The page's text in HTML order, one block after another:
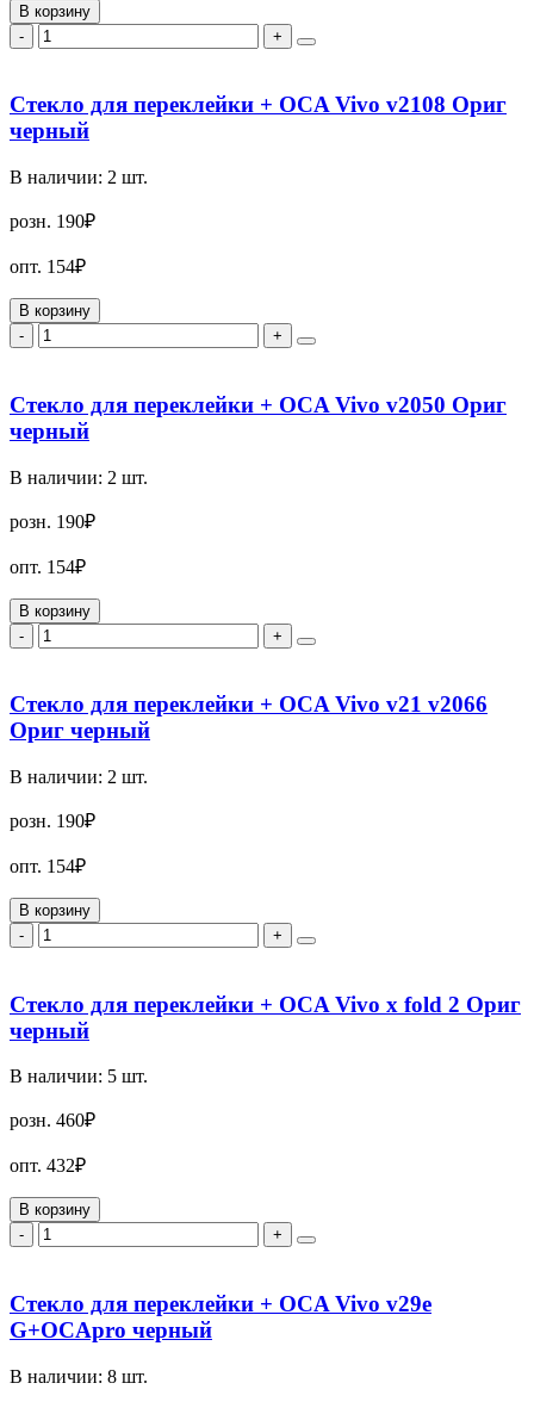
В корзину
-
+
Стекло для переклейки + OCA Vivo v2108 Ориг
черный
В наличии: 2 шт.
розн. 190₽
опт. 154₽
В корзину
-
+
Стекло для переклейки + OCA Vivo v2050 Ориг
черный
В наличии: 2 шт.
розн. 190₽
опт. 154₽
В корзину
-
+
Стекло для переклейки + OCA Vivo v21 v2066
Ориг черный
В наличии: 2 шт.
розн. 190₽
опт. 154₽
В корзину
-
+
Стекло для переклейки + OCA Vivo x fold 2 Ориг
черный
В наличии: 5 шт.
розн. 460₽
опт. 432₽
В корзину
-
+
Стекло для переклейки + OCA Vivo v29e
G+OCApro черный
В наличии: 8 шт.